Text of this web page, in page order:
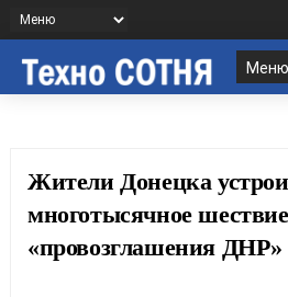
Жители Донецка
многотысячное
«провозглашения ДНР»